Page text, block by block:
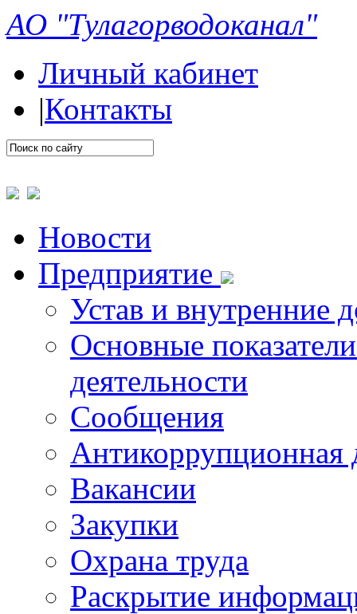
АО "Тулагорводоканал"
Личный кабинет
|Контакты
Новости
Предприятие
Устав и внутренние
Основные
деятельности
Сообщения
Антикоррупционная
Вакансии
Закупки
Охрана труда
Раскрытие